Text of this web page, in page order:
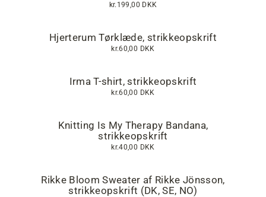
kr.199,00 DKK
Hjerterum Tørklæde, strikkeopskrift
kr.60,00 DKK
Irma T-shirt, strikkeopskrift
kr.60,00 DKK
Knitting Is My Therapy Bandana,
strikkeopskrift
kr.40,00 DKK
Rikke Bloom Sweater af Rikke Jönsson,
strikkeopskrift (DK, SE, NO)